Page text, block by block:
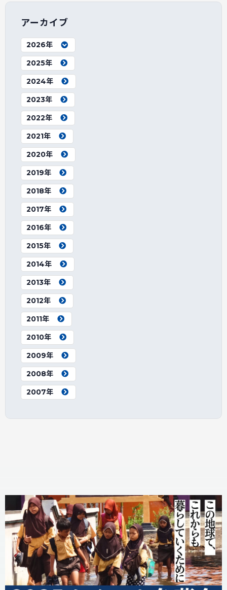
アーカイブ
2026年
2025年
2024年
2023年
2022年
2021年
2020年
2019年
2018年
2017年
2016年
2015年
2014年
2013年
2012年
2011年
2010年
2009年
2008年
2007年